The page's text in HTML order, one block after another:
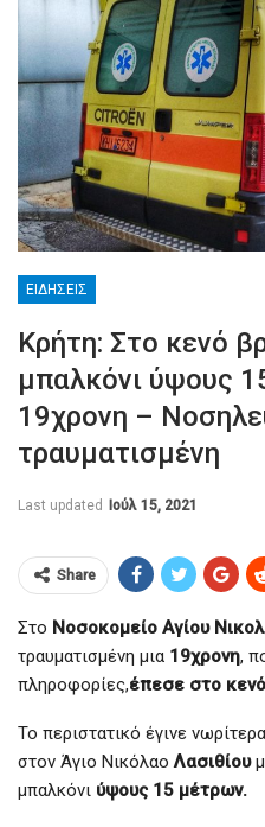
ΕΙΔΉΣΕΙΣ
Κρήτη: Στο κενό
μπαλκόνι ύψους
19χρονη –
τραυματισμένη
Last updated Ιούλ 15, 2021
Share
Στο Νοσοκομείο Αγίου
τραυματισμένη μια 19χρονη,
πληροφορίες,έπεσε στο
Το περιστατικό έγινε
στον Άγιο ΝικόλαοΛασιθίου
μπαλκόνι ύψους 15 μέτρων.